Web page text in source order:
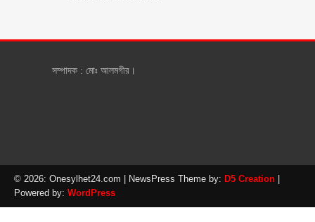
সম্পাদক : মোঃ আলমগীর।
© 2026: Onesylhet24.com | NewsPress Theme by: D5 Creation
Powered by: WordPress